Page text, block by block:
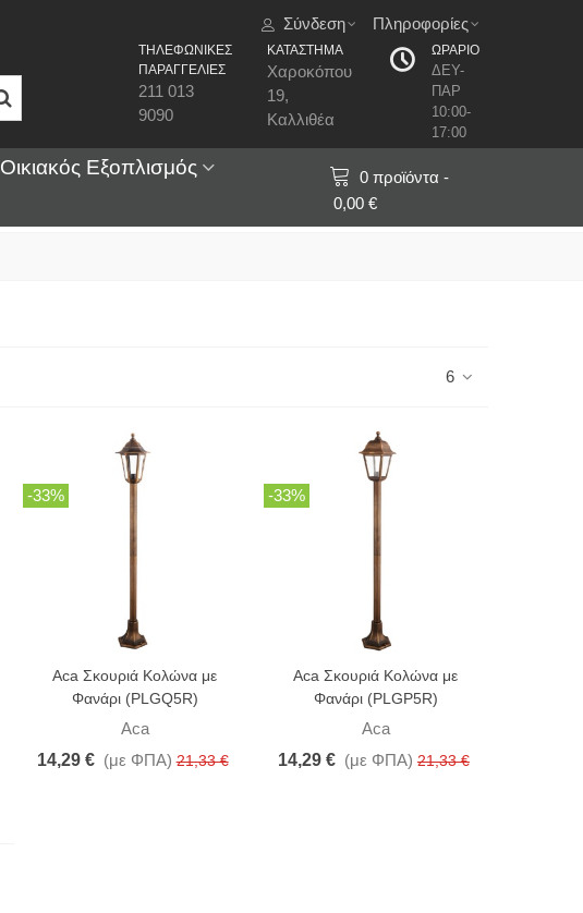
Σύνδεση Πληροφορίες
ΤΗΛΕΦΩΝΙΚΕΣ
ΠΑΡΑΓΓΕΛΙΕΣ
211 013
9090
ΚΑΤΑΣΤΗΜΑ
Χαροκόπου
19,
Καλλιθέα
ΩΡΑΡΙΟ
ΔΕΥ-
ΠΑΡ
10:00-
17:00
Οικιακός Εξοπλισμός
0 προϊόντα -
0,00 €
6
-33%
Aca Σκουριά Κολώνα με
Φανάρι (PLGQ5R)
Aca
14,29 € (με ΦΠΑ) 21,33 €
-33%
Aca Σκουριά Κολώνα με
Φανάρι (PLGP5R)
Aca
14,29 € (με ΦΠΑ) 21,33 €